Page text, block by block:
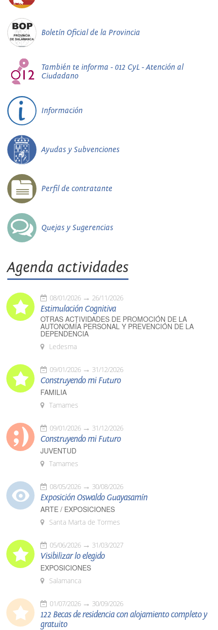
Boletín Oficial de la Provincia
También te informa - 012 CyL - Atención al
Ciudadano
Información
Ayudas y Subvenciones
Perfil de contratante
Quejas y Sugerencias
Agenda actividades
08/01/2026 26/11/2026
Estimulación Cognitiva
OTRAS ACTIVIDADES DE PROMOCIÓN DE LA
AUTONOMÍA PERSONAL Y PREVENCIÓN DE LA
DEPENDENCIA
Ledesma
09/01/2026 31/12/2026
Construyendo mi Futuro
FAMILIA
Tamames
09/01/2026 31/12/2026
Construyendo mi Futuro
JUVENTUD
Tamames
08/05/2026 30/08/2026
Exposición Oswaldo Guayasamín
ARTE / EXPOSICIONES
Santa Marta de Tormes
05/06/2026 31/03/2027
Visibilizar lo elegido
EXPOSICIONES
Salamanca
01/07/2026 30/09/2026
122 Becas de residencia con alojamiento completo y
gratuito